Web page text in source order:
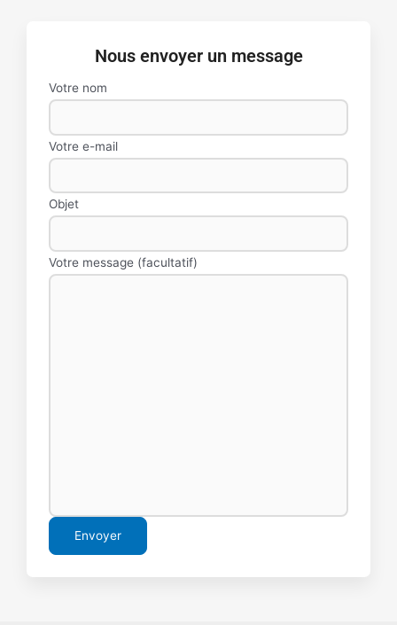
Nous envoyer un message
Votre nom
Votre e-mail
Objet
Votre message (facultatif)